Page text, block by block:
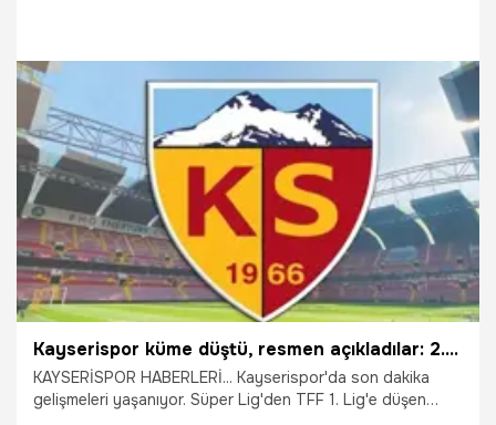
ne kadar kombine sattınız, ne kadar sportif geliriniz var?
Yoksa, bunların hiçbiri yok; oyuncuların maaşlarını asgari
ücretten mi gösterdiniz?” dedi.
1.06.2026 Bursa
Kayserispor küme düştü, resmen açıkladılar: 2.2 milyar TL'lik kabus
KAYSERİSPOR HABERLERİ... Kayserispor'da son dakika
gelişmeleri yaşanıyor. Süper Lig'den TFF 1. Lig'e düşen